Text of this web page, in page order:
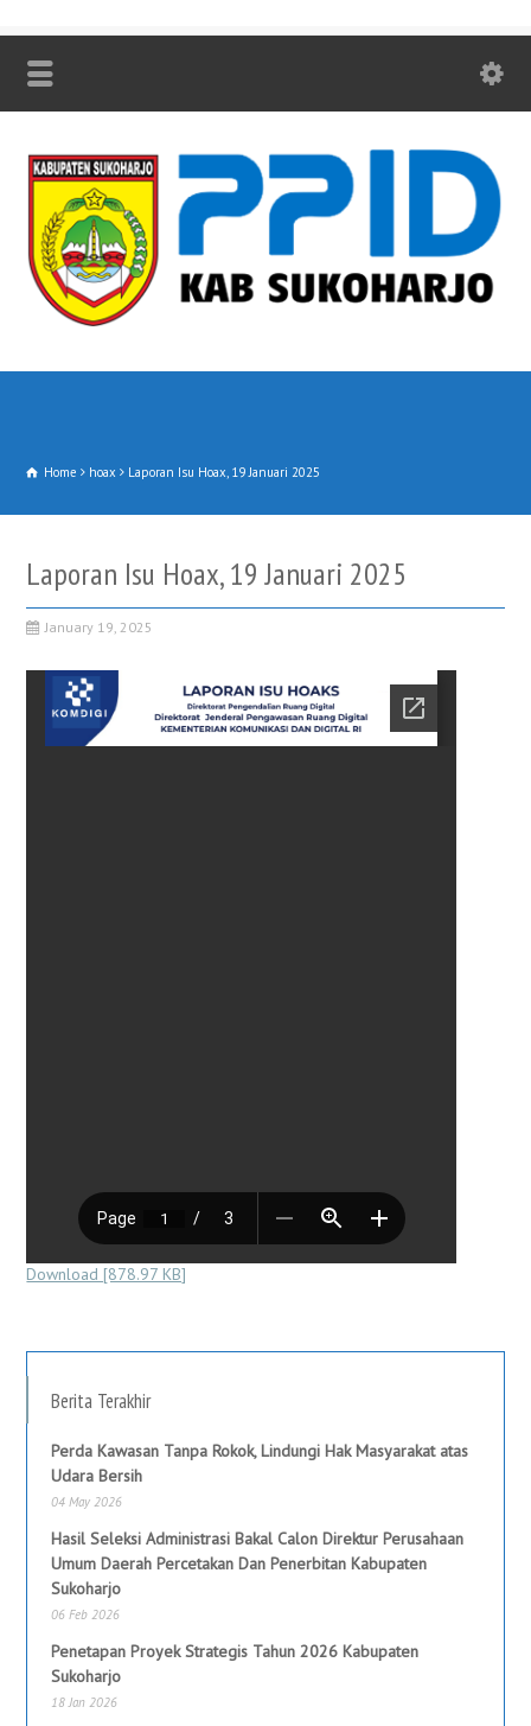
Home hoax Laporan Isu Hoax, 19 Januari 2025
Laporan Isu Hoax, 19 Januari 2025
January 19, 2025
Download [878.97 KB]
Berita Terakhir
Perda Kawasan Tanpa Rokok, Lindungi Hak Masyarakat atas
Udara Bersih
04 May 2026
Hasil Seleksi Administrasi Bakal Calon Direktur Perusahaan
Umum Daerah Percetakan Dan Penerbitan Kabupaten
Sukoharjo
06 Feb 2026
Penetapan Proyek Strategis Tahun 2026 Kabupaten
Sukoharjo
18 Jan 2026